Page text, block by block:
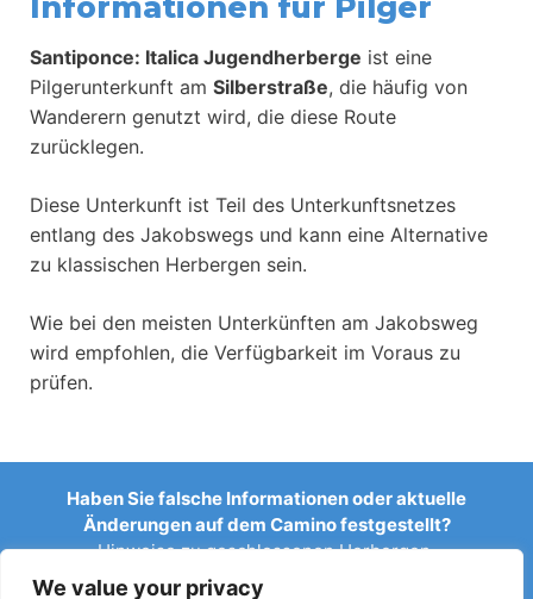
We value your privacy
Santiponce: Italica Jugendherberge ist eine
Pilgerunterkunft am Silberstraße, die häufig von
Wanderern genutzt wird, die diese Route
zurücklegen.
Diese Unterkunft ist Teil des Unterkunftsnetzes
entlang des Jakobswegs und kann eine Alternative
zu klassischen Herbergen sein.
Wie bei den meisten Unterkünften am Jakobsweg
wird empfohlen, die Verfügbarkeit im Voraus zu
prüfen.
Haben Sie falsche Informationen oder aktuelle
Änderungen auf dem Camino festgestellt?
Hinweise zu geschlossenen Herbergen,
Überschwemmungen, Umleitungen, Bauarbeiten oder